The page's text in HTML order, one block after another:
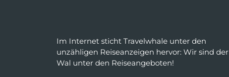
Im Internet sticht Travelwhale unter den
unzähligen Reiseanzeigen hervor: Wir sind der
Wal unter den Reiseangeboten!